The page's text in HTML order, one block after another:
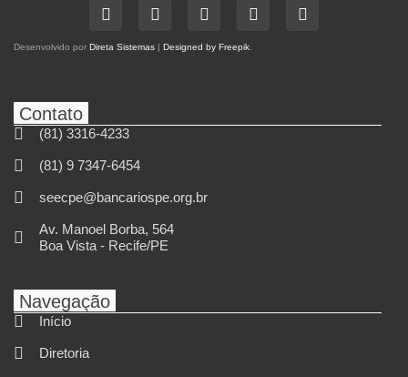
Desenvolvido por Direta Sistemas | Designed by Freepik
Contato
(81) 3316-4233
(81) 9 7347-6454
seecpe@bancariospe.org.br
Av. Manoel Borba, 564
Boa Vista - Recife/PE
Navegação
Início
Diretoria